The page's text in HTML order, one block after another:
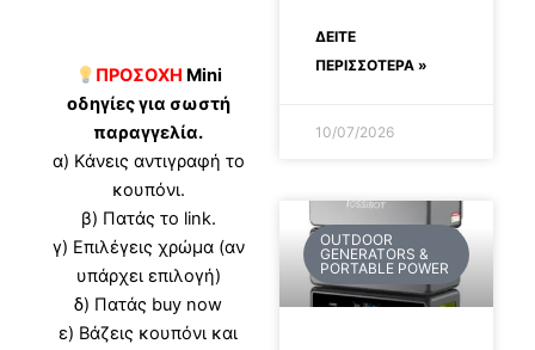
ΠΡΟΣΟΧΗ Mini
οδηγίες για σωστή
παραγγελία.
α) Κάνεις αντιγραφή το
κουπόνι.
β) Πατάς το link.
γ) Επιλέγεις χρώμα (αν
υπάρχει επιλογή)
δ) Πατάς buy now
ε) Βάζεις κουπόνι και
ΔΕΊΤΕ
ΠΕΡΙΣΣΟΤΕΡΑ »
10/07/2026
OUTDOOR
GENERATORS &
PORTABLE POWER